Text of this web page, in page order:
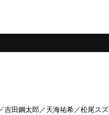
吉田鋼太郎／天海祐希／松尾スズ